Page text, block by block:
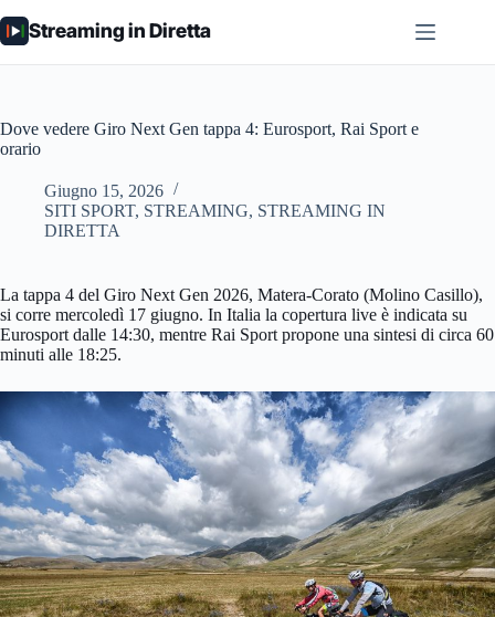
al
contenuto
Streaming in Diretta
Dove vedere Giro Next Gen tappa 4: Eurosport, Rai Sport e
orario
Giugno 15, 2026
SITI SPORT, STREAMING, STREAMING IN
DIRETTA
La tappa 4 del Giro Next Gen 2026, Matera-Corato (Molino Casillo),
si corre mercoledì 17 giugno. In Italia la copertura live è indicata su
Eurosport dalle 14:30, mentre Rai Sport propone una sintesi di circa 60
minuti alle 18:25.